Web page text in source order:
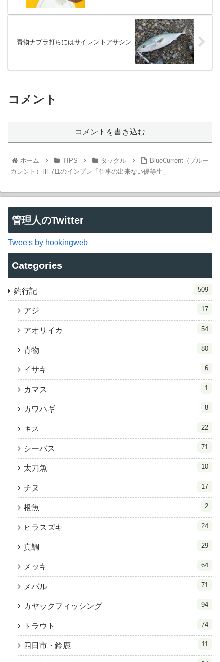
青物ナブラ打ちにはサイレントアサシン
コメント
コメントを書き込む
ホーム TIPS タックル
BlueCurrent（ブルー
カレント）Ⅲ 711のインプレ「仕事の出来ない優等生」
管理人のTwitter
Tweets by hookingweb
Categories
釣行記 509
アジ 17
アオリイカ 54
青物 80
イサキ 6
カマス 1
カワハギ 8
キス 22
シーバス 71
太刀魚 10
チヌ 17
根魚 2
ヒラスズキ 24
真鯛 29
メッキ 64
メバル 71
カヤックフィッシング 94
トラウト 74
四日市・鈴鹿 11